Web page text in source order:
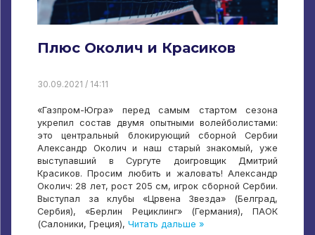
Плюс Околич и Красиков
30.09.2021 / 14:11
«Газпром-Югра» перед самым стартом сезона
укрепил состав двумя опытными волейболистами:
это центральный блокирующий сборной Сербии
Александр Околич и наш старый знакомый, уже
выступавший в Сургуте доигровщик Дмитрий
Красиков. Просим любить и жаловать! Александр
Околич: 28 лет, рост 205 см, игрок сборной Сербии.
Выступал за клубы «Црвена Звезда» (Белград,
Сербия), «Берлин Рециклинг» (Германия), ПАОК
(Салоники, Греция), Читать дальше »